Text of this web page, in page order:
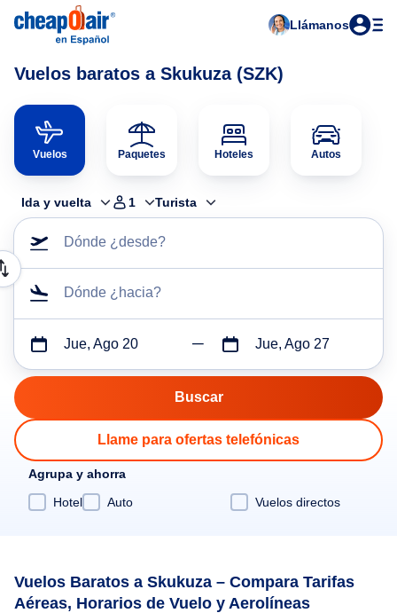
Llámanos
Vuelos baratos a Skukuza (SZK)
Vuelos Paquetes Hoteles Autos
Ida y vuelta 1 Turista
Dónde ¿desde?
Dónde ¿hacia?
Jue, Ago 20 Jue, Ago 27
Llame para ofertas telefónicas
Agrupa y ahorra
Hotel
Auto Vuelos directos
Vuelos Baratos a Skukuza – Compara Tarifas
Aéreas, Horarios de Vuelo y Aerolíneas